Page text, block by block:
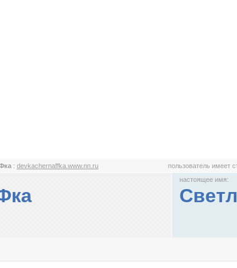
: devkachernaffka.www.nn.ru пользователь имеет
настоящее имя: